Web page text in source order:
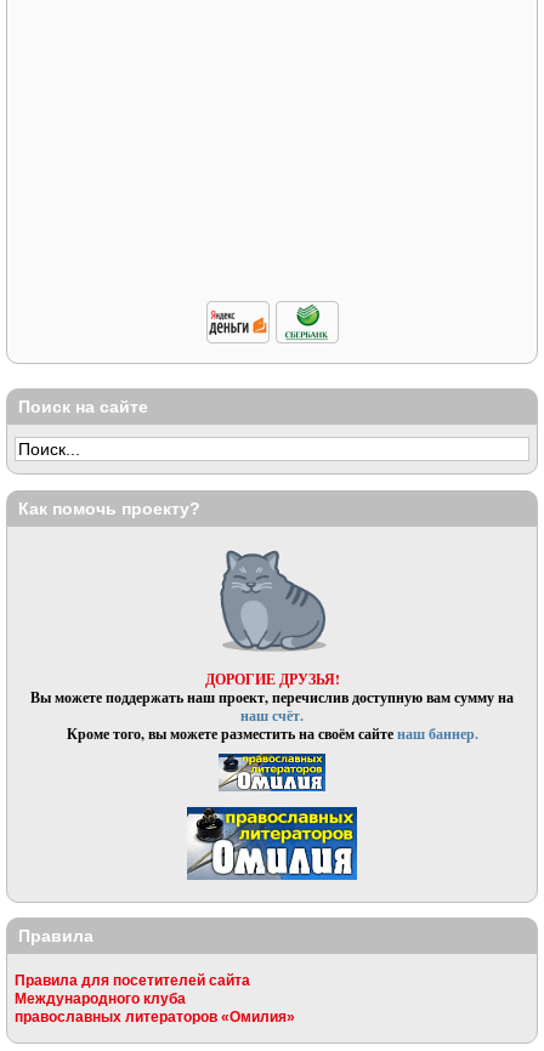
Поиск на сайте
Как помочь проекту?
ДОРОГИЕ ДРУЗЬЯ!
Вы можете поддержать наш проект, перечислив доступную вам сумму на
наш счёт.
Кроме того, вы можете разместить на своём сайтенаш баннер.
Правила
Правила для посетителей сайта
Международного клуба
православных литераторов «Омилия»